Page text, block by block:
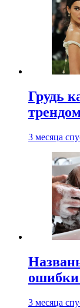
Грудь
3 месяца
3 месяца